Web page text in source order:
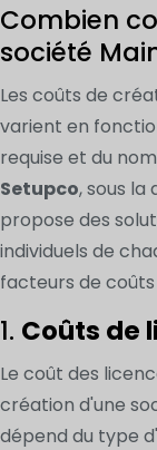
Combien
société
Les coûts de
varient en
requise et du
Setupco, sous la
propose des
individuels de
facteurs de
1. Coûts de
Le coût des
création d'une
dépend du type